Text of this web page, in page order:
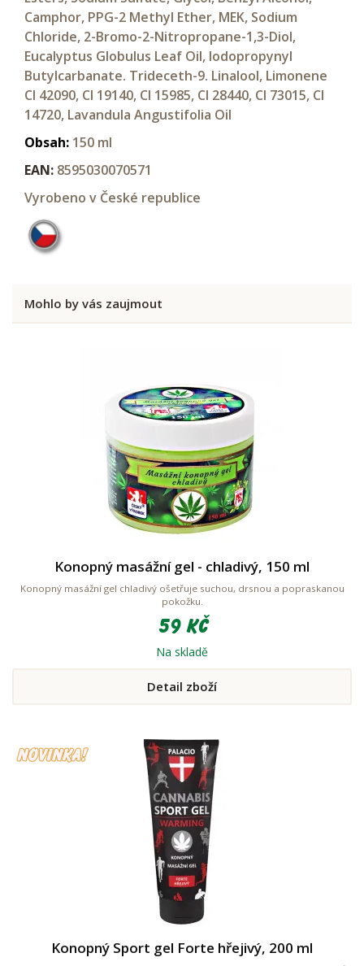
Camphor, PPG-2 Methyl Ether, MEK, Sodium
Chloride, 2-Bromo-2-Nitropropane-1,3-Diol,
Eucalyptus Globulus Leaf Oil, lodopropynyl
Butylcarbanate. Trideceth-9. Linalool, Limonene
CI 42090, CI 19140, CI 15985, CI 28440, CI 73015, CI
14720, Lavandula Angustifolia Oil
Obsah: 150 ml
EAN: 8595030070571
Vyrobeno v České republice
Mohlo by vás zaujmout
Konopný masážní gel - chladivý, 150 ml
Konopný masážní gel chladivý ošetřuje suchou, drsnou a popraskanou
pokožku.
59 Kč
Na skladě
Detail zboží
Konopný Sport gel Forte hřejivý, 200 ml